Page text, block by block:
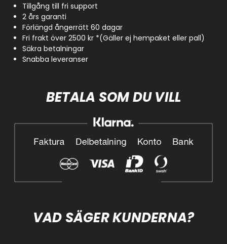
Tillgång till fri support
2 års garanti
Förlängd ångerrätt 60 dagar
Fri frakt över 2500 kr *(Gäller ej hempaket eller pall)
Säkra betalningar
Snabba leveranser
BETALA SOM DU VILL
VAD SÄGER KUNDERNA?